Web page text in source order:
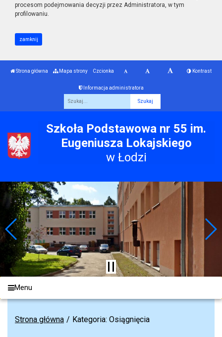
procesom podejmowania decyzji przez Administratora, w tym
profilowaniu.
zamknij
Strona główna Mapa strony Czcionka Kontrast
Informacja administratora
Szkoła Podstawowa nr 55 im.
Eugeniusza Lokajskiego
w Łodzi
Menu
Strona główna Kategoria: Osiągnięcia